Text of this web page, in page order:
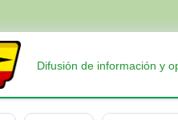
Difusión de información y